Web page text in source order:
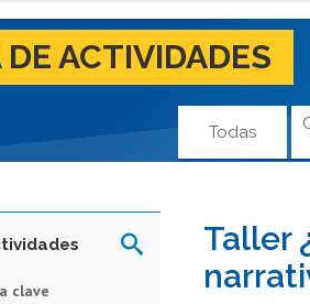
DE ACTIVIDADES
Todas
Taller
clave